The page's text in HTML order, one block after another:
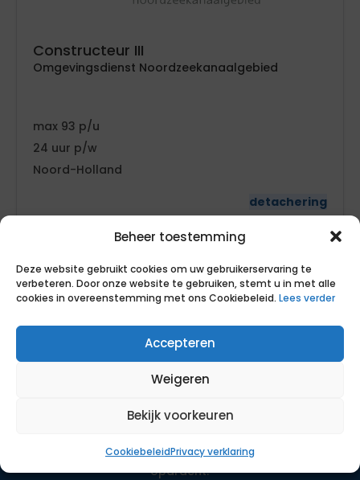
Beheer toestemming
Deze website gebruikt cookies om uw gebruikerservaring te
verbeteren. Door onze website te gebruiken, stemt u in met alle
cookies in overeenstemming met ons Cookiebeleid. Lees verder
Accepteren
Weigeren
Bekijk voorkeuren
CookiebeleidPrivacy verklaring
Constructeur III
Omgevingsdienst Noordzeekanaalgebied
93
24
Noord-Holland
detachering
Met transparante, eerlijke voorwaarden, slimme
zelfstandigen bij het vinden van een passende
opdracht.